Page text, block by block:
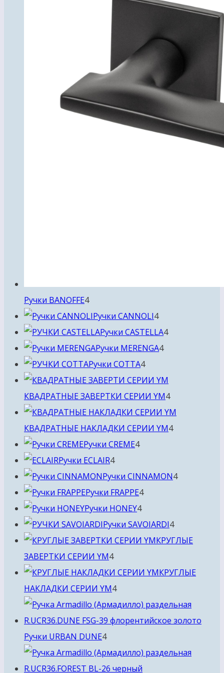
Ручки BANOFFE44
товара
Ручки CANNOLI44
товара
Ручки CASTELLA44
Ручки MERENGA44
Ручки COTTA44
товара
КВАДРАТНЫЕ ЗАВЕРТКИ СЕРИИ YM44
товара
КВАДРАТНЫЕ НАКЛАДКИ СЕРИИ YM44
Ручки CREME44
Ручки ECLAIR44
товара
Ручки CINNAMON44
Ручки FRAPPE44
Ручки HONEY44
товара
Ручки SAVOIARDI44
товара
КРУГЛЫЕ
ЗАВЕРТКИ СЕРИИ YM44
товара
КРУГЛЫЕ
НАКЛАДКИ СЕРИИ YM44
товара
Ручки URBAN DUNE44
товара